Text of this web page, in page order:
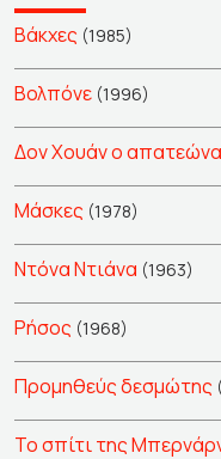
Βάκχες (1985)
Βολπόνε (1996)
Δον Χουάν ο
Μάσκες (1978)
Ντόνα Ντιάνα (1963)
Ρήσος (1968)
Προμηθεύς δεσμώτης
Το σπίτι της